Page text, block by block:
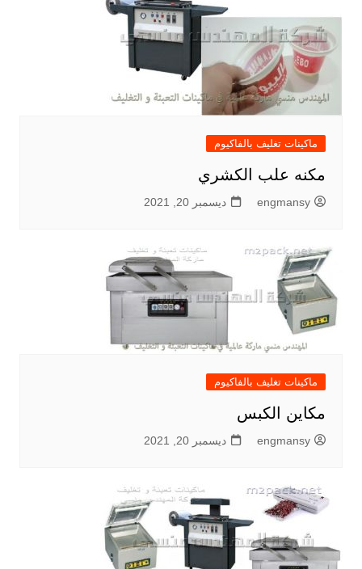
ماكينات تغليف بالفاكيوم
مكنه علب الكشري
engmansy ديسمبر 20, 2021
ماكينات تغليف بالفاكيوم
مكاين الكبس
engmansy ديسمبر 20, 2021